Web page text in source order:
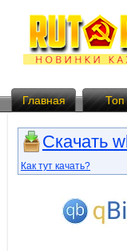
Главная Топ
Скачать
Как тут качать?